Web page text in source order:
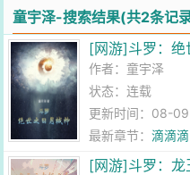
童宇泽-搜索结果(共2条记
[网游]斗罗：绝
作者：童宇泽
状态：连载
更新时间：08-
最新章节：滴滴滴
[网游]斗罗：龙